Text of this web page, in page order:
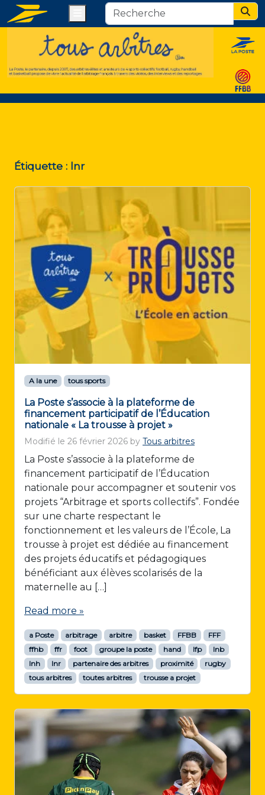
Étiquette : lnr
A la une tous sports
La Poste s’associe à la plateforme de
financement participatif de l’Éducation
nationale « La trousse à projet »
Modifié le 26 février 2026 by Tous arbitres
La Poste s’associe à la plateforme de
financement participatif de l’Éducation
nationale pour accompagner et soutenir vos
projets “Arbitrage et sports collectifs”. Fondée
sur une charte respectant le
fonctionnement et les valeurs de l’École, La
trousse à projet est dédiée au financement
des projets éducatifs et pédagogiques
bénéficiant aux élèves scolarisés de la
maternelle au […]
Read more »
a Poste arbitrage arbitre basket FFBB
FFF
ffhb
ffr foot groupe la poste hand lfp
lnb
lnh
lnr partenaire des arbitres proximité
rugby
tous arbitres
toutes arbitres trousse a projet